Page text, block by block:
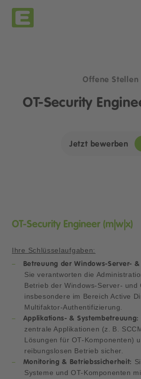
Offene Stellen
OT-Security
Jetzt bewerben
OT-Security Engineer (m|w|x)
Ihre Schlüsselaufgaben:
Betreuung der Windows-Server-
Sie verantworten die
Betrieb der Windows-Server- und
insbesondere im Bereich Active
Multifaktor-Authentifizierung.
Applikations- & Systembetreuung:
zentrale Applikationen (z. B.
Lösungen für OT-Komponenten)
reibungslosen Betrieb sicher.
Monitoring & Betriebssicherheit:
Systeme und OT-Komponenten